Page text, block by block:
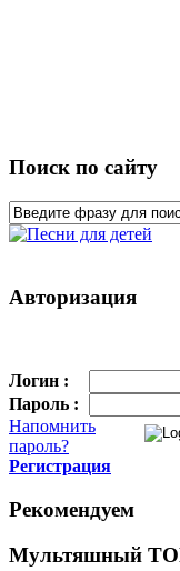
Поиск по сайту
Авторизация
Логин :
Пароль :
Напомнить
пароль?
Регистрация
Рекомендуем
Мультяшный